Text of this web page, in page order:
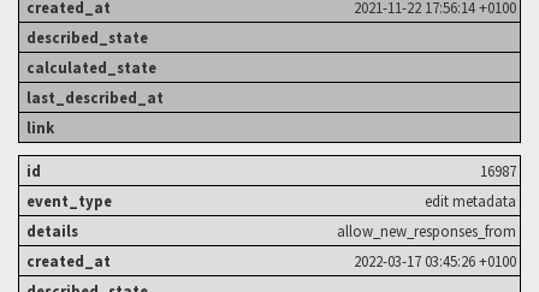
2021-11-22 17:56:14 +0100
16987
edit metadata
allow_new_responses_from
2022-03-17 03:45:26 +0100